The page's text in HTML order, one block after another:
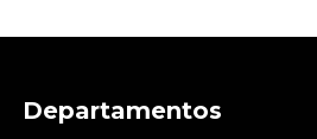
Departamentos